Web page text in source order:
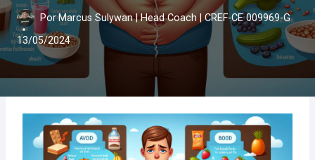
PorMarcus Sulywan | Head Coach | CREF-CE 009969-G
13/05/2024